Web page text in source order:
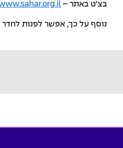
בצ'ט באתר –
נוסף על כך, אפשר לפנות לחדר